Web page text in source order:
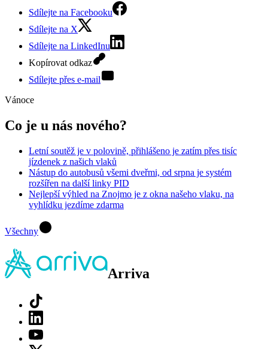
Sdílejte na Facebooku
Sdílejte na X
Sdílejte na LinkedInu
Kopírovat odkaz
Sdílejte přes e-mail
Vánoce
Co je u nás nového?
Letní soutěž je v polovině, přihlášeno je zatím přes tisíc
jízdenek z našich vlaků
Nástup do autobusů všemi dveřmi, od srpna je systém
rozšířen na další linky PID
Nejlepší výhled na Znojmo je z okna našeho vlaku, na
vyhlídku jezdíme zdarma
Všechny
Arriva